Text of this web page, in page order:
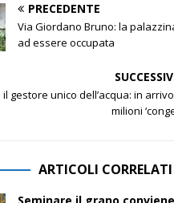
PRECEDENTE
Via Giordano Bruno: la
ad essere occupata
il gestore unico dell’acqua: in
milioni
ARTICOLI CORRELATI